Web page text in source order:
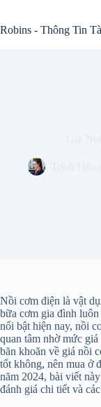
content
Robins - Thông Tin
Nồi cơm điện là vật
bữa cơm gia đình
nổi bật hiện nay, nồi
quan tâm nhờ mức
băn khoăn về giá nồi
tốt không, nên mua ở
năm 2024, bài viết
đánh giá chi tiết và